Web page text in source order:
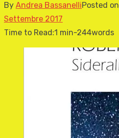
By Andrea BassanelliPosted on
Settembre 2017
Time to Read:1 min-244words